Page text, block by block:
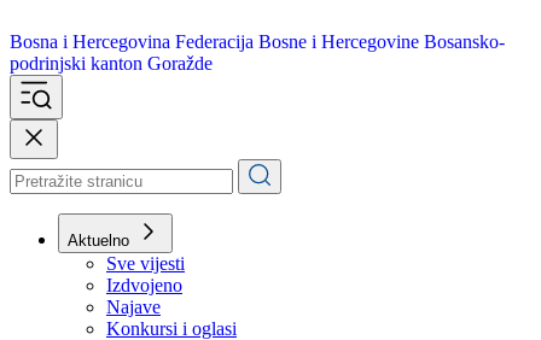
Bosna i Hercegovina
podrinjski kanton Goražde
Aktuelno
Sve vijesti